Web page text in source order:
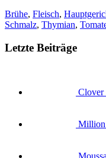
Brühe, Fleisch,
Schmalz, Thymian,
Letzte Beiträge
Clover
Million